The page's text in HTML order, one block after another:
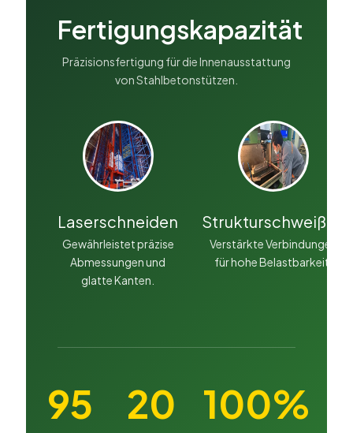
Fertigungskapazität
Präzisionsfertigung für die Innenausstattung
von Stahlbetonstützen.
Laserschneiden
Gewährleistet präzise
Abmessungen und
glatte Kanten.
Strukturschweißen
Verstärkte Verbindungen
für hohe Belastbarkeit.
95
20
100%